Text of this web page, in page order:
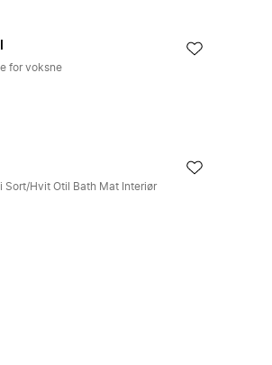
for voksne
Sort/Hvit Otil Bath Mat Interiør